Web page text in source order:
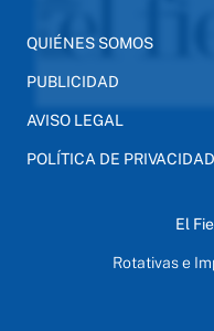
QUIÉNES SOMOS
PUBLICIDAD
AVISO LEGAL
POLÍTICA DE PRIVACIDAD
El
Rotativas e